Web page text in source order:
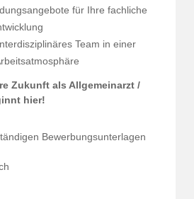
für Ihre fachliche
Team in einer
Zukunft als Allgemeinarzt /
hier!
Bewerbungsunterlagen